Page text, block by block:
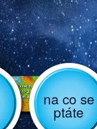
na co se
ptáte